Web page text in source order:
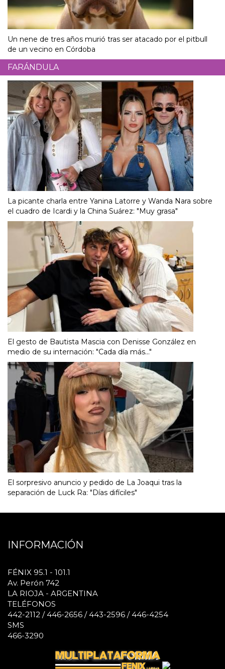
Un nene de tres años murió tras ser atacado por el pitbull
de un vecino en Córdoba
FARÁNDULA
La picante charla entre Yanina Latorre y Wanda Nara sobre
el cuadro de Icardi y la China Suárez: "Muy grasa"
El gesto de Bautista Mascia con Denisse González en
medio de su internación: "Cada día más..."
El sorpresivo anuncio y pedido de La Joaqui tras la
separación de Luck Ra: "Días difíciles"
INFORMACIÓN
FÉNIX 95.1 - 101.1
Av. Perón 742
LA RIOJA - ARGENTINA
TELÉFONOS
442-2112 / 446-2656 / 443-2596 / 446-4254
SMS
466-3290